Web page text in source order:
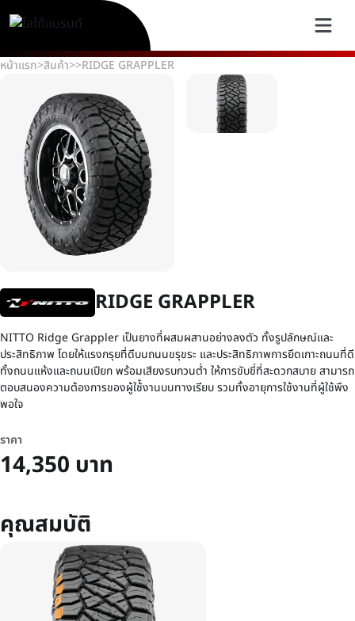
หน้าแรก>สินค้า>>RIDGE GRAPPLER
RIDGE GRAPPLER
NITTO Ridge Grappler เป็นยางที่ผสมผสานอย่างลงตัว ทั้งรูปลักษณ์และ
ประสิทธิภาพ โดยให้แรงกรุยที่ดีบนถนนขรุขระ และประสิทธิภาพการยึดเกาะถนนที่ดี
ทั้งถนนแห้งและถนนเปียก พร้อมเสียงรบกวนต่ำ ให้การขับขี่ที่สะดวกสบาย สามารถ
ตอบสนองความต้องการของผู้ใช้้งานบนทางเรียบ รวมทั้งอายุการใช้งานที่ผู้ใช้พึง
พอใจ
ราคา
14,350 บาท
คุณสมบัติ